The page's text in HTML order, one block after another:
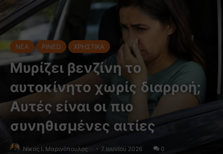
NEA PINED ΧΡΗΣΤΙΚΑ
Μυρίζει βενζίνη το
αυτοκίνητο χωρίς διαρροή;
Αυτές είναι οι πιο
συνηθισμένες αιτίες
Nίκος Ι. Mαρινόπουλος 7 Ιουνίου 2026 0